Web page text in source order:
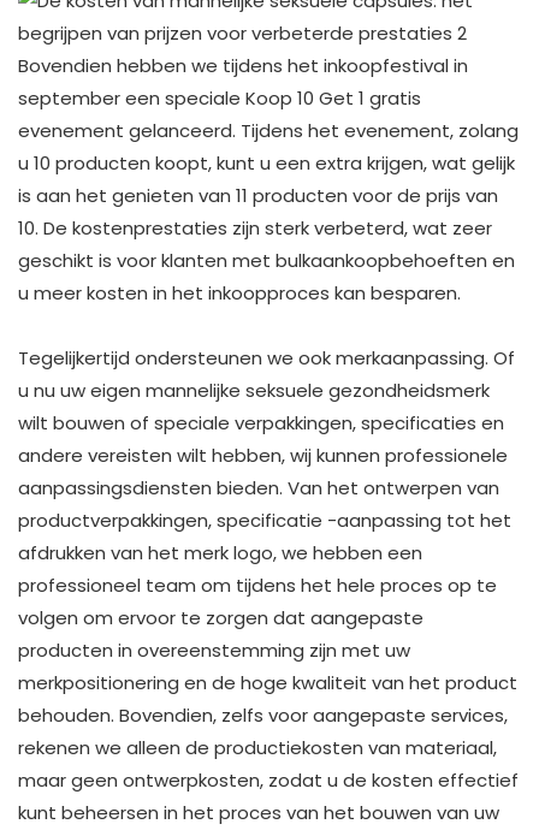
Bovendien hebben we tijdens het inkoopfestival in
september een speciale Koop 10 Get 1 gratis
evenement gelanceerd. Tijdens het evenement, zolang
u 10 producten koopt, kunt u een extra krijgen, wat gelijk
is aan het genieten van 11 producten voor de prijs van
10. De kostenprestaties zijn sterk verbeterd, wat zeer
geschikt is voor klanten met bulkaankoopbehoeften en
u meer kosten in het inkoopproces kan besparen. ​
Tegelijkertijd ondersteunen we ook merkaanpassing. Of
u nu uw eigen mannelijke seksuele gezondheidsmerk
wilt bouwen of speciale verpakkingen, specificaties en
andere vereisten wilt hebben, wij kunnen professionele
aanpassingsdiensten bieden. Van het ontwerpen van
productverpakkingen, specificatie -aanpassing tot het
afdrukken van het merk logo, we hebben een
professioneel team om tijdens het hele proces op te
volgen om ervoor te zorgen dat aangepaste
producten in overeenstemming zijn met uw
merkpositionering en de hoge kwaliteit van het product
behouden. Bovendien, zelfs voor aangepaste services,
rekenen we alleen de productiekosten van materiaal,
maar geen ontwerpkosten, zodat u de kosten effectief
kunt beheersen in het proces van het bouwen van uw